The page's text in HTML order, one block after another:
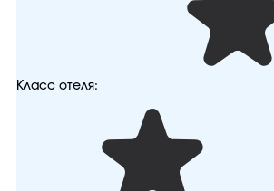
Класс отеля: